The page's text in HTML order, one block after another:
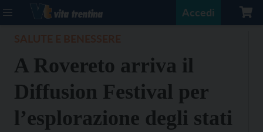
Accedi
A Rovereto arriva il
Diffusion Festival per
l’esplorazione degli stati